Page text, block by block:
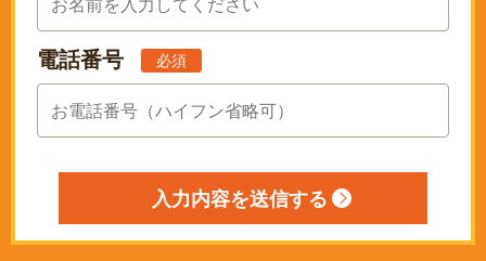
電話番号 必須